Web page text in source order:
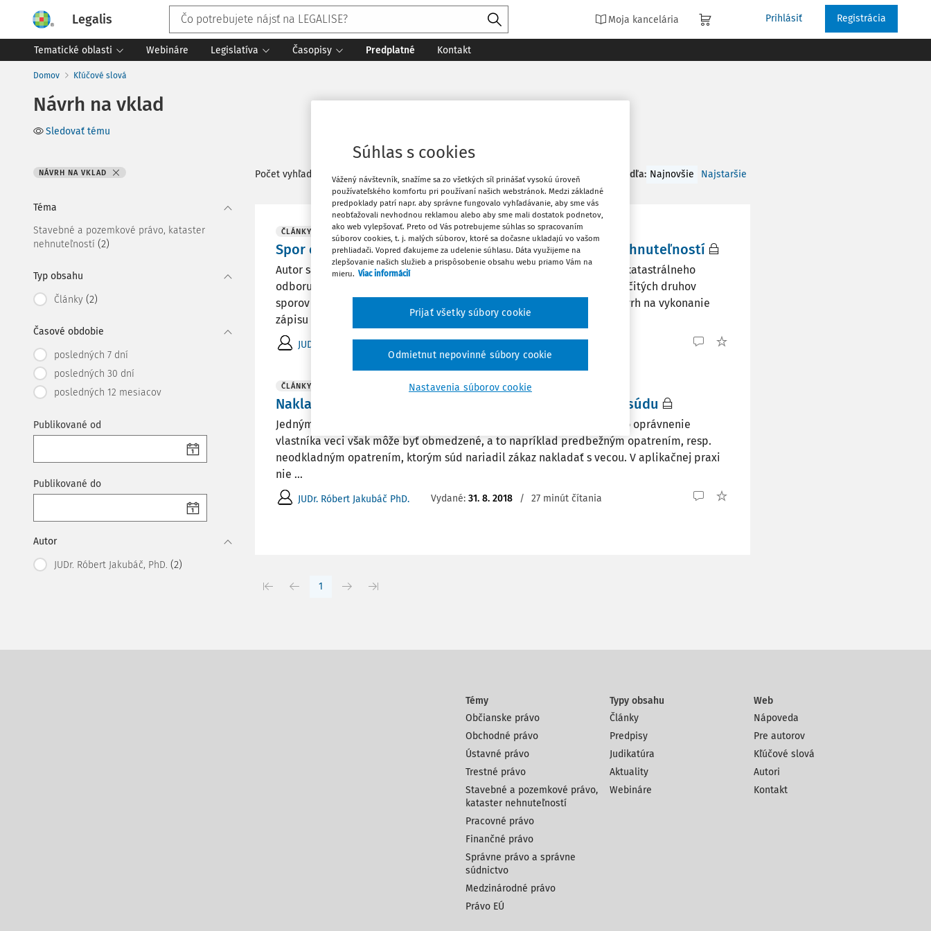
Legalis Moja kancelária Prihlásiť Registrácia
Tematické oblasti Webináre Legislatíva Časopisy Predplatné Kontakt
Domov Kľúčové slová
Návrh na vklad
Sledovať tému
NÁVRH NA VKLAD
Téma
Stavebné a pozemkové právo, kataster
nehnuteľností (2)
Typ obsahu
Články (2)
Časové obdobie
posledných 7 dní
posledných 30 dní
posledných 12 mesiacov
Publikované od
Publikované do
Autor
JUDr. Róbert Jakubáč, PhD. (2)
Počet vyhľadaných dokumentov: Zoradiť podľa: Najnovšie Najstaršie
ČLÁNKY
Spor o platnosť právneho úkonu a zápis do katastra nehnuteľností
Autor sa v tomto príspevku venuje analýze postupu okresného úradu, katastrálneho
odboru, v konaní o návrhu na vklad a v konaní o zázname v prípade určitých druhov
sporov o platnosť právneho úkonu, na základe ktorého bol podaný návrh na vykonanie
zápisu do ...
JUDr. Róbert Jakubáč PhD.
ČLÁNKY
Nakladanie s nehnuteľnosťou a neodkladné opatrenie súdu
Jedným z oprávnení vlastníka veci je jeho právo s vecou nakladať. Toto oprávnenie
vlastníka veci však môže byť obmedzené, a to napríklad predbežným opatrením, resp.
neodkladným opatrením, ktorým súd nariadil zákaz nakladať s vecou. V aplikačnej praxi
nie ...
JUDr. Róbert Jakubáč PhD. Vydané: 31. 8. 2018 / 27 minút čítania
1
Témy
Občianske právo
Obchodné právo
Ústavné právo
Trestné právo
Stavebné a pozemkové právo,
kataster nehnuteľností
Pracovné právo
Finančné právo
Správne právo a správne
súdnictvo
Medzinárodné právo
Právo EÚ
Typy obsahu
Články
Predpisy
Judikatúra
Aktuality
Webináre
Web
Nápoveda
Pre autorov
Kľúčové slová
Autori
Kontakt
Súhlas s cookies
Vážený návštevník, snažíme sa zo všetkých síl prinášať vysokú úroveň
používateľského komfortu pri používaní našich webstránok. Medzi základné
predpoklady patrí napr. aby správne fungovalo vyhľadávanie, aby sme vás
neobťažovali nevhodnou reklamou alebo aby sme mali dostatok podnetov,
ako web vylepšovať. Preto od Vás potrebujeme súhlas so spracovaním
súborov cookies, t. j. malých súborov, ktoré sa dočasne ukladajú vo vašom
prehliadači. Vopred ďakujeme za udelenie súhlasu. Dáta využijeme na
zlepšovanie našich služieb a prispôsobenie obsahu webu priamo Vám na
mieru. Viac informácií
Nastavenia súborov cookie
Odmietnut nepovinné súbory cookie
Prijať všetky súbory cookie